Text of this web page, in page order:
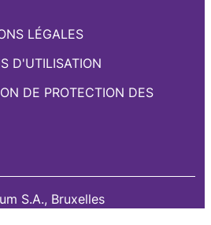
LÉGALES
D'UTILISATION
DE PROTECTION DES
S.A., Bruxelles